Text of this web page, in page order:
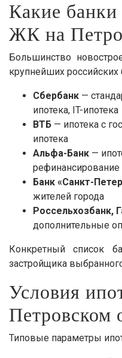
Какие банки
ЖК на
Большинство
крупнейших российских
Сбербанк —
ипотека, IT-ипотека
ВТБ — ипотека с
ипотека
Альфа-Банк —
рефинансирование
Банк «Санкт-
жителей города
Россельхозбанк,
дополнительные
Конкретный список
застройщика
Условия
Петровском
Типовые параметры